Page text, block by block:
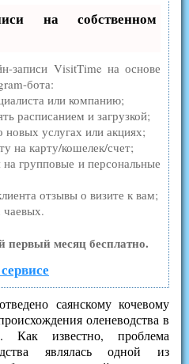
на собственном
записи VisitTime на основе
бота:
или компанию;
расписанием и загрузкой;
услугах или акциях;
на карту/кошелек/счет;
групповые и персональные
отзывы о визите к вам;
первый месяц бесплатно.
саянскому кочевому
оленеводства в
Как известно, проблема
являлась одной из